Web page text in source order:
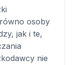
osoby
jak i te,
nie